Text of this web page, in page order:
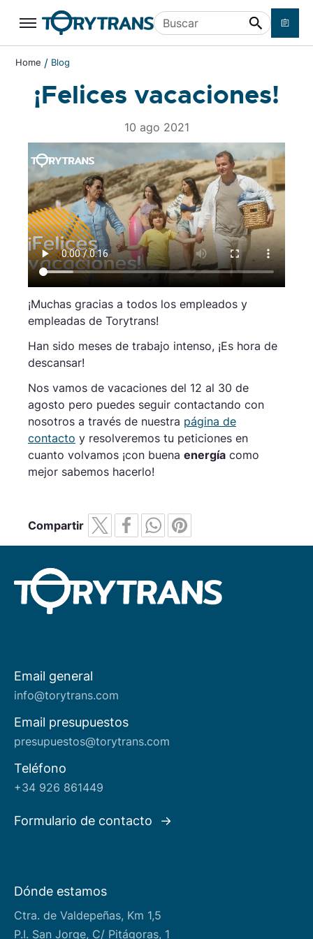
Ir a contenido principal Buscar
Home / Blog
¡Felices vacaciones!
10 ago 2021
¡Muchas gracias a todos los empleados y
empleadas de Torytrans!
Han sido meses de trabajo intenso, ¡Es hora de
descansar!
Nos vamos de vacaciones del 12 al 30 de
agosto pero puedes seguir contactando con
nosotros a través de nuestra página de
contacto y resolveremos tu peticiones en
cuanto volvamos ¡con buena energía como
mejor sabemos hacerlo!
Compartir
Acerca de nosotros
Email general
info@torytrans.com
Email presupuestos
presupuestos@torytrans.com
Teléfono
+34 926 861449
Formulario de contacto
Dónde estamos
Ctra. de Valdepeñas, Km 1,5
P.I. San Jorge, C/ Pitágoras, 1